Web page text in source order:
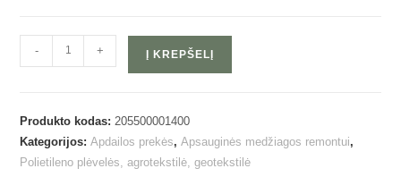
- + Į KREPŠELĮ
Produkto kodas: 205500001400
Kategorijos:Apdailos prekės,Apsauginės medžiagos remontui,
Polietileno plėvelės, agrotekstilė, geotekstilė